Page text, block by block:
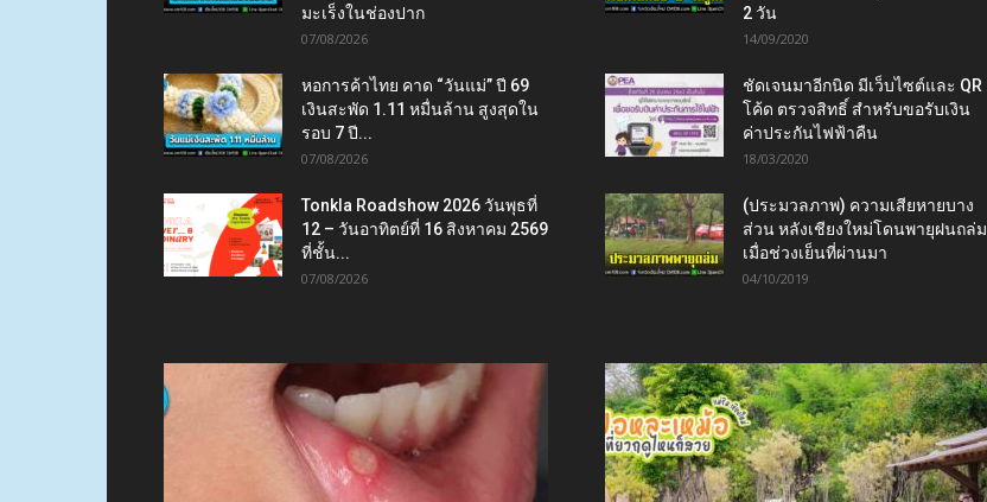
มะเร็งในช่องปาก
07/08/2026
หอการค้าไทย คาด “วันแม่” ปี 69
เงินสะพัด 1.11 หมื่นล้าน สูงสุดใน
รอบ 7 ปี...
07/08/2026
Tonkla Roadshow 2026 วันพุธที่
12 – วันอาทิตย์ที่ 16 สิงหาคม 2569
ที่ชั้น...
07/08/2026
2 วัน
14/09/2020
ชัดเจนมาอีกนิด มีเว็บไซต์และ QR
โค้ด ตรวจสิทธิ์ สำหรับขอรับเงิน
ค่าประกันไฟฟ้าคืน
18/03/2020
(ประมวลภาพ) ความเสียหายบาง
ส่วน หลังเชียงใหม่โดนพายุฝนถล่ม
เมื่อช่วงเย็นที่ผ่านมา
04/10/2019